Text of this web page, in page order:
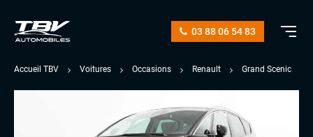
03 88 06 54 83
Accueil TBV Voitures Occasions Renault Grand Scenic